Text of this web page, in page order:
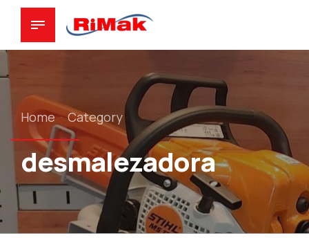
Home Category
desmalezadora